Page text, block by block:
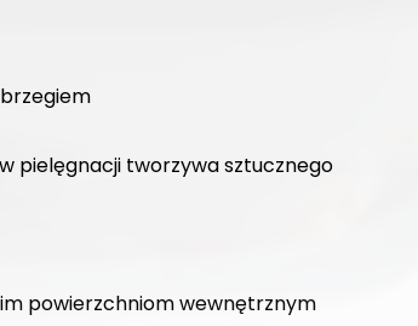
pielęgnacji tworzywa sztucznego
powierzchniom wewnętrznym